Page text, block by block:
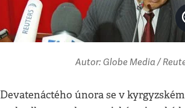
Autor: Globe Media /
Devatenáctého února se v